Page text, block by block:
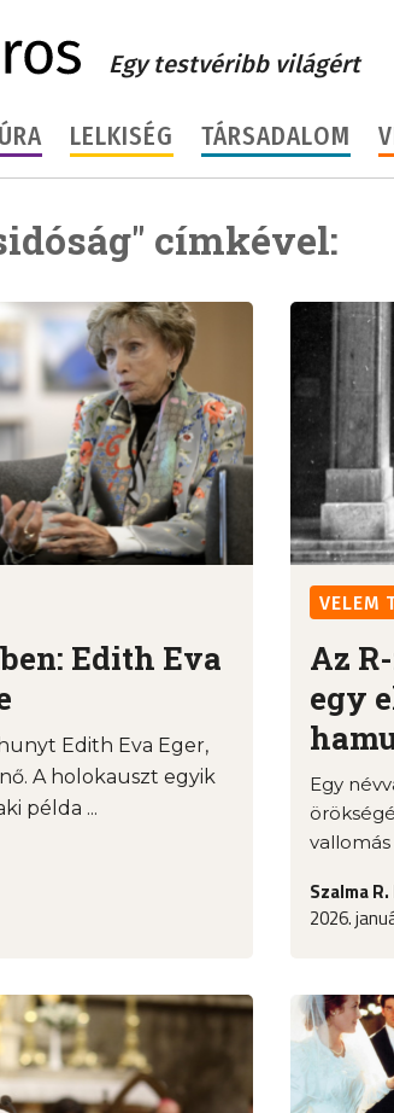
Egy testvéribb világért
LELKISÉG TÁRSADALOM
címkével:
Edith Eva
Edith Eva Eger,
A holokauszt egyik
példa ...
VELEM
Az
egy
Egy
Szalma
2026.